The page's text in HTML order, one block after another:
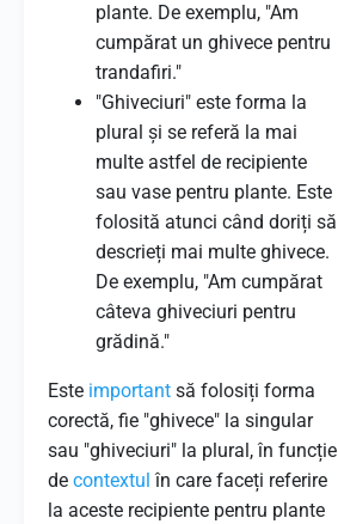
plante. De exemplu, "Am
cumpărat un ghivece pentru
trandafiri."
"Ghiveciuri" este forma la
plural și se referă la mai
multe astfel de recipiente
sau vase pentru plante. Este
folosită atunci când doriți să
descrieți mai multe ghivece.
De exemplu, "Am cumpărat
câteva ghiveciuri pentru
grădină."
Este important să folosiți forma
corectă, fie "ghivece" la singular
sau "ghiveciuri" la plural, în funcție
de contextul în care faceți referire
la aceste recipiente pentru plante